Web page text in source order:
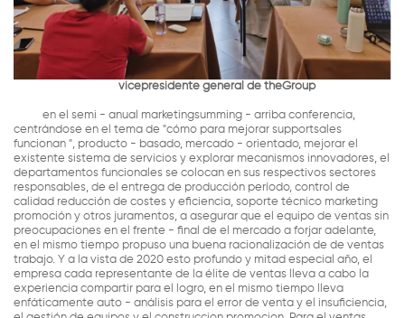
vicepresidente general de theGroup
en el semi - anual marketingsumming - arriba conferencia,
centrándose en el tema de "cómo para mejorar supportsales
funcionan ", producto - basado, mercado - orientado, mejorar el
existente sistema de servicios y explorar mecanismos innovadores, el
departamentos funcionales se colocan en sus respectivos sectores
responsables, de el entrega de producción período, control de
calidad reducción de costes y eficiencia, soporte técnico marketing
promoción y otros juramentos, a asegurar que el equipo de ventas sin
preocupaciones en el frente - final de el mercado a forjar adelante,
en el mismo tiempo propuso una buena racionalización de de ventas
trabajo. Y a la vista de 2020 esto profundo y mitad especial año, el
empresa cada representante de la élite de ventas lleva a cabo la
experiencia compartir para el logro, en el mismo tiempo lleva
enfáticamente auto - análisis para el error de venta y el insuficiencia,